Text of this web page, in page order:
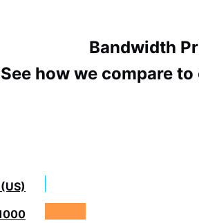
Bandwidth
See how we compare